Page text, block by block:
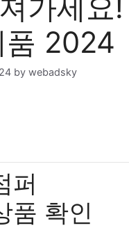
가세요
품 2024
by webadsky
퍼
품 확인